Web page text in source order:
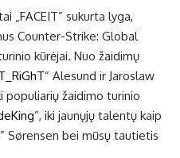
„FACEIT” sukurta lyga,
Counter-Strike: Global
kūrėjai. Nuo žaidimų
” Alesund ir Jaroslaw
populiarių žaidimo turinio
”, iki jaunųjų talentų kaip
” Sørensen bei mūsų tautietis